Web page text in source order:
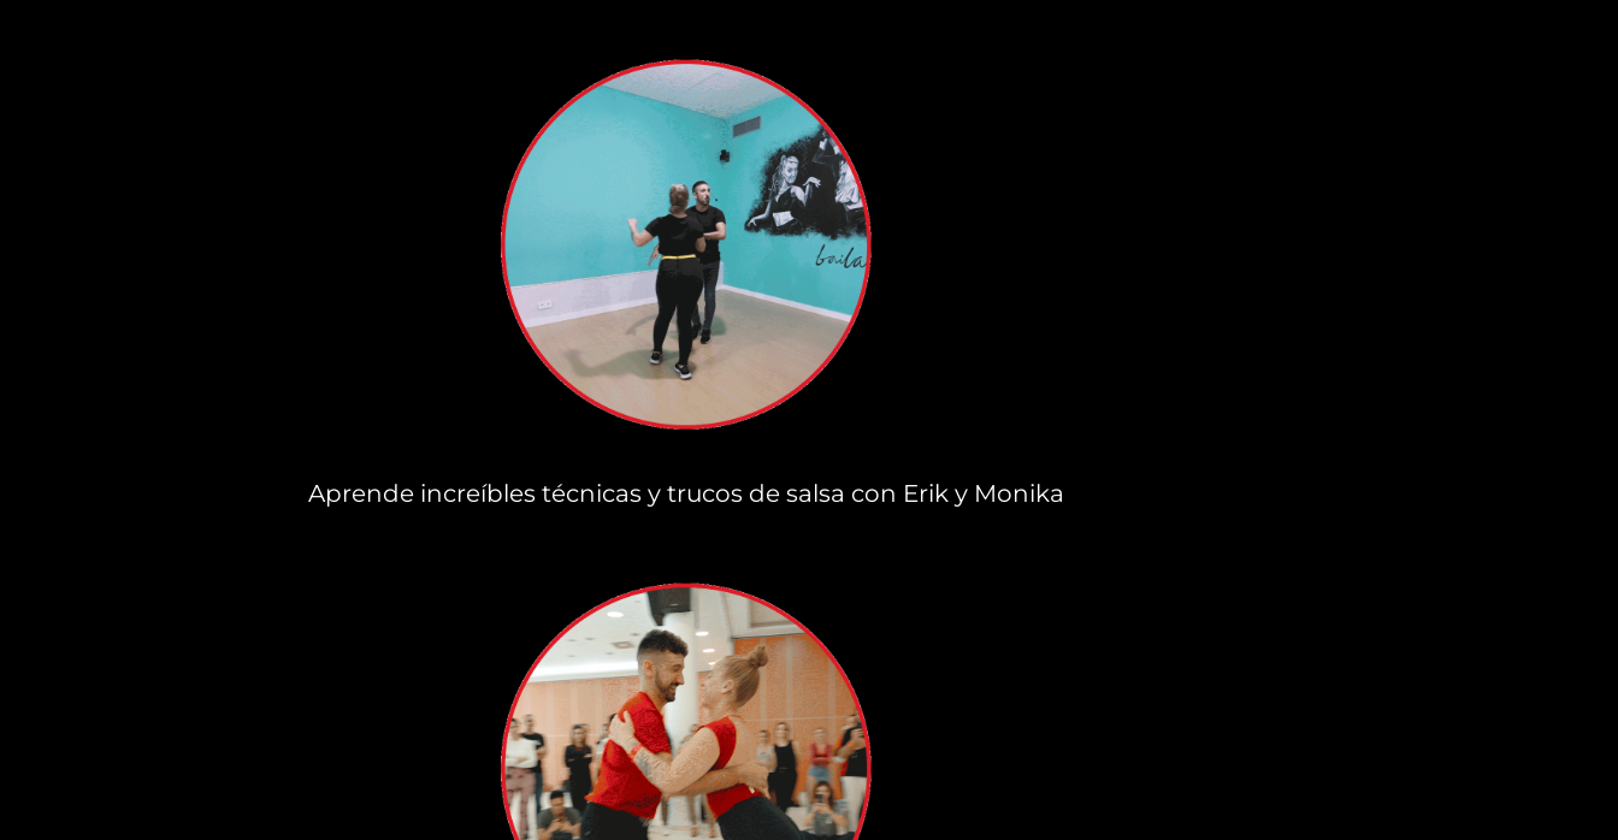
Aprende increíbles técnicas y trucos de salsa con Erik y Monika